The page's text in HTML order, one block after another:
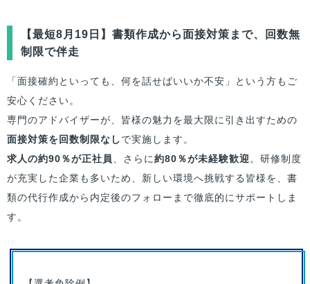
【最短8月19日 】書類作成から面接対策まで、回数無
制限で伴走
「面接確約といっても、何を話せばいいか不安」という方もご
安心ください。
専門のアドバイザーが、皆様の魅力を最大限に引き出すための
面接対策を回数制限なしで実施します。
求人の約90％が正社員
、さらに約80％が未経験歓迎 。研修制度
が充実した企業も多いため、新しい環境へ挑戦する皆様を、書
類の代行作成から内定後のフォローまで徹底的にサポートしま
す。